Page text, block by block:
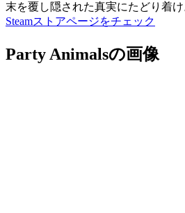
末を覆し隠された真実にたどり着け
Steamストアページをチェック
Party Animalsの画像